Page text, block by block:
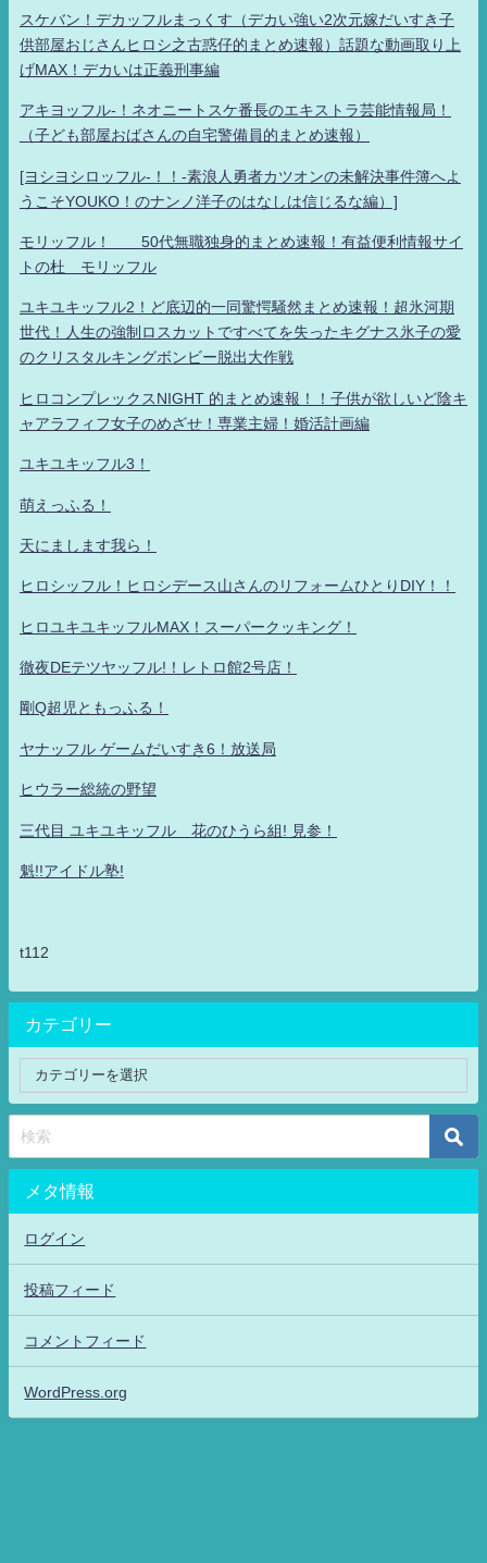
スケバン！デカッフルまっくす（デカい強い2次元嫁だいすき子
供部屋おじさんヒロシ之古惑仔的まとめ速報）話題な動画取り上
げMAX！デカいは正義刑事編
アキヨッフル-！ネオニートスケ番長のエキストラ芸能情報局！
（子ども部屋おばさんの自宅警備員的まとめ速報）
[ヨシヨシロッフル-！！-素浪人勇者カツオンの未解決事件簿へよ
うこそYOUKO！のナンノ洋子のはなしは信じるな編）]
モリッフル！ 50代無職独身的まとめ速報！有益便利情報サイ
トの杜 モリッフル
ユキユキッフル2！ど底辺的一同驚愕騒然まとめ速報！超氷河期
世代！人生の強制ロスカットですべてを失ったキグナス氷子の愛
のクリスタルキングボンビー脱出大作戦
ヒロコンプレックスNIGHT 的まとめ速報！！子供が欲しいど陰キ
ャアラフィフ女子のめざせ！専業主婦！婚活計画編
ユキユキッフル3！
萌えっふる！
天にまします我ら！
ヒロシッフル！ヒロシデース山さんのリフォームひとりDIY！！
ヒロユキユキッフルMAX！スーパークッキング！
徹夜DEテツヤッフル!！レトロ館2号店！
剛Q超児ともっふる！
ヤナッフル ゲームだいすき6！放送局
ヒウラー総統の野望
三代目 ユキユキッフル 花のひうら組! 見参！
魁!!アイドル塾!
t112
カテゴリー
メタ情報
ログイン
投稿フィード
コメントフィード
WordPress.org